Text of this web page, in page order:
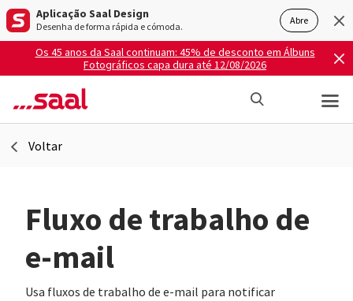
Aplicação Saal Design
Desenha de forma rápida e cómoda. Abre
Os 45 anos da Saal continuam: 45% de desconto em Álbuns
Fotográficos capa dura até 12/08/2026
Voltar
Fluxo de trabalho de
e-mail
Usa fluxos de trabalho de e-mail para notificar